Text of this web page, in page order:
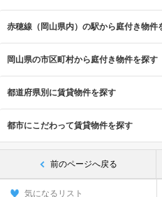
赤穂線（岡山県内）の駅から庭付き物件
岡山県の市区町村から庭付き物件を探す
都道府県別に賃貸物件を探す
都市にこだわって賃貸物件を探す
前のページへ戻る
気になるリスト